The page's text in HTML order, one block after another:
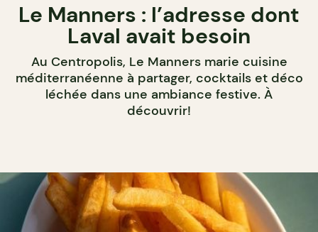
Le Manners : l’adresse dont
Laval avait besoin
Au Centropolis, Le Manners marie cuisine
méditerranéenne à partager, cocktails et déco
léchée dans une ambiance festive. À
découvrir!